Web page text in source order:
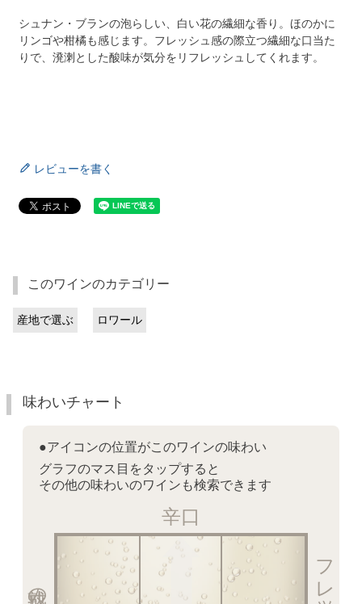
シュナン・ブランの泡らしい、白い花の繊細な香り。ほのかに
リンゴや柑橘も感じます。フレッシュ感の際立つ繊細な口当た
りで、溌溂とした酸味が気分をリフレッシュしてくれます。
レビューを書く
このワインのカテゴリー
産地で選ぶ ロワール
味わいチャート
●アイコンの位置がこのワインの味わい
グラフのマス目をタップすると
その他の味わいのワインも検索できます
辛口